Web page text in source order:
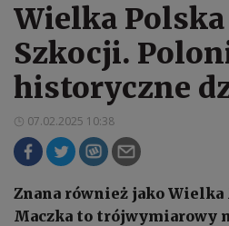
Wielka
Szkocji.
historyczne
07.02.2025 10:38
Znana również jako Wielka
Maczka to trójwymiarowy